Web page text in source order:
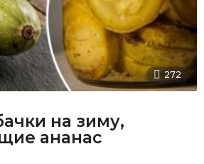
272
на зиму,
ананас